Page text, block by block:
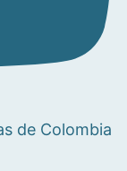
de Colombia